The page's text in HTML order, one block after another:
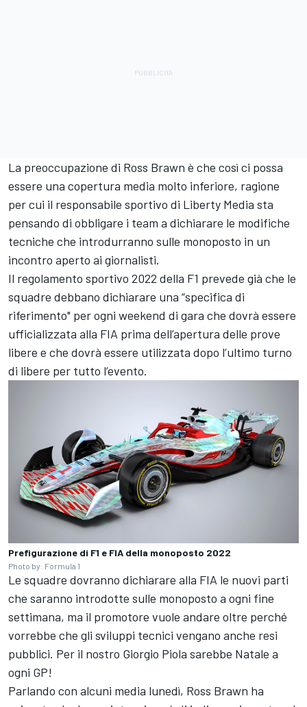
La preoccupazione di Ross Brawn è che così ci possa
essere una copertura media molto inferiore, ragione
per cui il responsabile sportivo di Liberty Media sta
pensando di obbligare i team a dichiarare le modifiche
tecniche che introdurranno sulle monoposto in un
incontro aperto ai giornalisti.
Il regolamento sportivo 2022 della F1 prevede già che le
squadre debbano dichiarare una “specifica di
riferimento" per ogni weekend di gara che dovrà essere
ufficializzata alla FIA prima dell’apertura delle prove
libere e che dovrà essere utilizzata dopo l’ultimo turno
di libere per tutto l’evento.
Prefigurazione di F1 e FIA della monoposto 2022
Photo by: Formula 1
Le squadre dovranno dichiarare alla FIA le nuovi parti
che saranno introdotte sulle monoposto a ogni fine
settimana, ma il promotore vuole andare oltre perché
vorrebbe che gli sviluppi tecnici vengano anche resi
pubblici. Per il nostro Giorgio Piola sarebbe Natale a
ogni GP!
Parlando con alcuni media lunedì, Ross Brawn ha